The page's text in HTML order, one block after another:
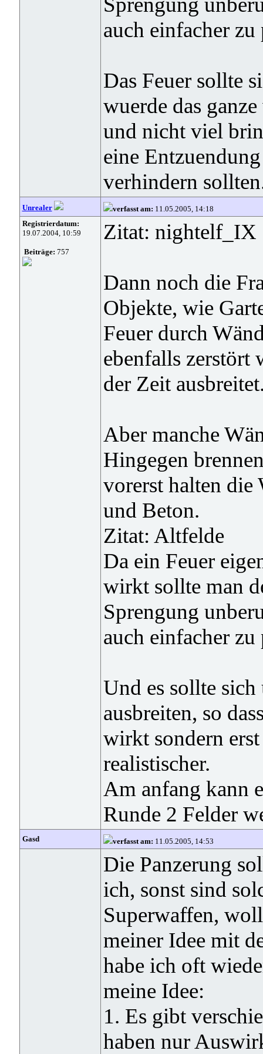
auch einfacher
Das Feuer sollte
wuerde das
und nicht viel
eine
verhindern
Unrealer verfasst am: 11.05.2005, 14:18
Registrierdatum:
19.07.2004, 10:59
Beiträge: 757
Zitat: nightelf_IX
Dann noch die
Objekte, wie
Feuer durch
ebenfalls zerstört
der Zeit
Aber manche
Hingegen
vorerst halten die
und Beton.
Zitat: Altfelde
Da ein Feuer
wirkt sollte man
Sprengung
auch einfacher
Und es sollte sich
ausbreiten, so
wirkt sondern
realistischer.
Am anfang kann
Runde 2 Felder
Gasd verfasst am: 11.05.2005, 14:53
Die Panzerung
ich, sonst sind
Superwaffen,
meiner Idee mit
habe ich oft
meine Idee:
1. Es gibt
haben nur